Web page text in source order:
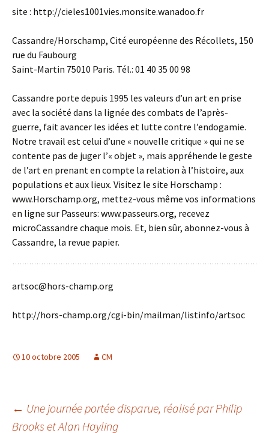
site : http://cieles1001vies.monsite.wanadoo.fr
Cassandre/Horschamp, Cité européenne des Récollets, 150
rue du Faubourg
Saint-Martin 75010 Paris. Tél.: 01 40 35 00 98
Cassandre porte depuis 1995 les valeurs d’un art en prise
avec la société dans la lignée des combats de l’après-
guerre, fait avancer les idées et lutte contre l’endogamie.
Notre travail est celui d’une « nouvelle critique » qui ne se
contente pas de juger l’« objet », mais appréhende le geste
de l’art en prenant en compte la relation à l’histoire, aux
populations et aux lieux. Visitez le site Horschamp :
www.Horschamp.org, mettez-vous même vos informations
en ligne sur Passeurs: www.passeurs.org, recevez
microCassandre chaque mois. Et, bien sûr, abonnez-vous à
Cassandre, la revue papier.
artsoc@hors-champ.org
http://hors-champ.org/cgi-bin/mailman/listinfo/artsoc
10 octobre 2005 CM
Navigation
← Une journée portée disparue, réalisé par Philip
Brooks et Alan Hayling